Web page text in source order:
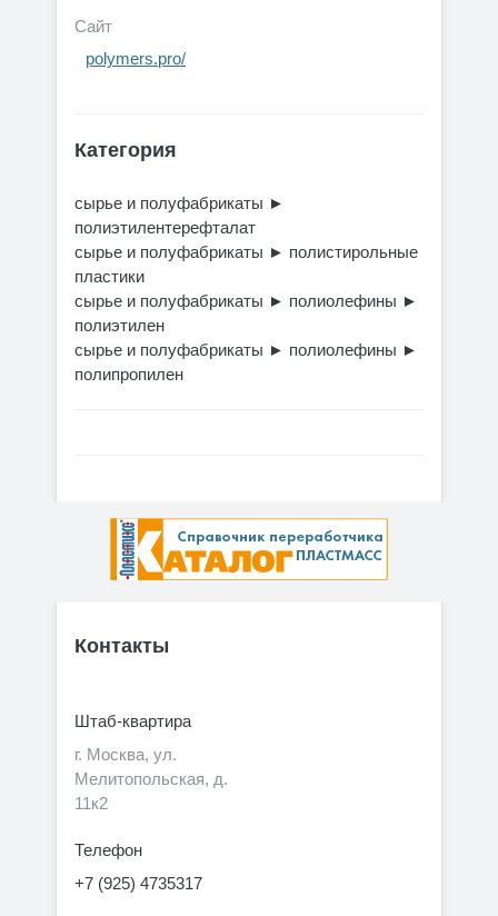
Сайт
polymers.pro/
Категория
сырье и полуфабрикаты ►
полиэтилентерефталат
сырье и полуфабрикаты ► полистирольные
пластики
сырье и полуфабрикаты ► полиолефины ►
полиэтилен
сырье и полуфабрикаты ► полиолефины ►
полипропилен
Контакты
Штаб-квартира
г. Москва, ул.
Мелитопольская, д.
11к2
Телефон
+7 (925) 4735317